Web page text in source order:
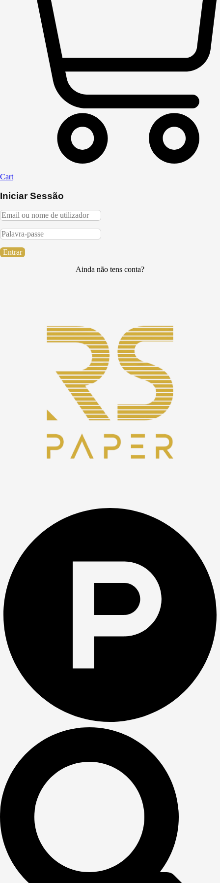
Cart
Iniciar Sessão
Entrar
Ainda não tens conta?